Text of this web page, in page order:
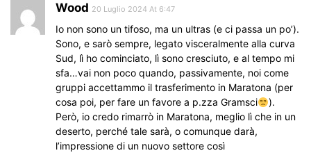
Wood 20 Luglio 2024 At 6:47
Io non sono un tifoso, ma un ultras (e ci passa un po’).
Sono, e sarò sempre, legato visceralmente alla curva
Sud, lì ho cominciato, lì sono cresciuto, e al tempo mi
sfa…vai non poco quando, passivamente, noi come
gruppi accettammo il trasferimento in Maratona (per
cosa poi, per fare un favore a p.zza Gramsci
).
Però, io credo rimarrò in Maratona, meglio lì che in un
deserto, perché tale sarà, o comunque darà,
l’impressione di un nuovo settore così